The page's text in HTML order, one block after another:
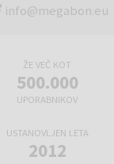
info@megabon.eu
ŽE VEČ KOT
500.000
UPORABNIKOV
USTANOVLJEN LETA
2012